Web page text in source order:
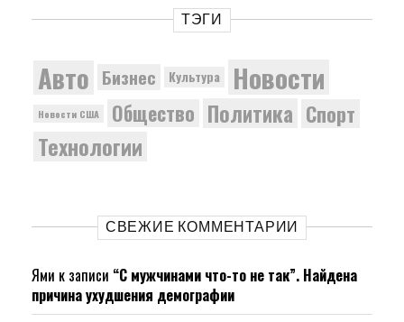
ТЭГИ
Авто Бизнес Культура Новости
Новости США Общество Политика Спорт
Технологии
СВЕЖИЕ КОММЕНТАРИИ
Ями к записи “С мужчинами что-то не так”. Найдена
причина ухудшения демографии